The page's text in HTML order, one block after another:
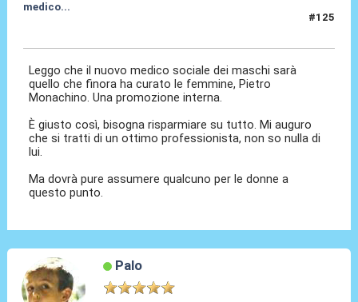
medico...
#125
Leggo che il nuovo medico sociale dei maschi sarà
quello che finora ha curato le femmine, Pietro
Monachino. Una promozione interna.
È giusto così, bisogna risparmiare su tutto. Mi auguro
che si tratti di un ottimo professionista, non so nulla di
lui.
Ma dovrà pure assumere qualcuno per le donne a
questo punto.
Palo